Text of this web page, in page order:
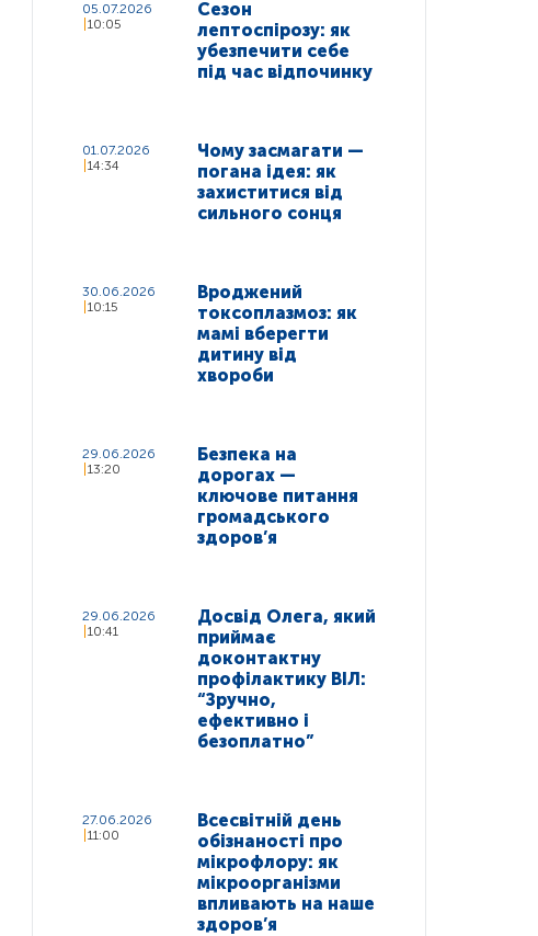
05.07.2026
10:05
Сезон
лептоспірозу: як
убезпечити себе
під час відпочинку
01.07.2026
14:34
Чому засмагати —
погана ідея: як
захиститися від
сильного сонця
30.06.2026
10:15
Вроджений
токсоплазмоз: як
мамі вберегти
дитину від
хвороби
29.06.2026
13:20
Безпека на
дорогах —
ключове питання
громадського
здоров’я
29.06.2026
10:41
Досвід Олега, який
приймає
доконтактну
профілактику ВІЛ:
“Зручно,
ефективно і
безоплатно”
27.06.2026
11:00
Всесвітній день
обізнаності про
мікрофлору: як
мікроорганізми
впливають на наше
здоров’я